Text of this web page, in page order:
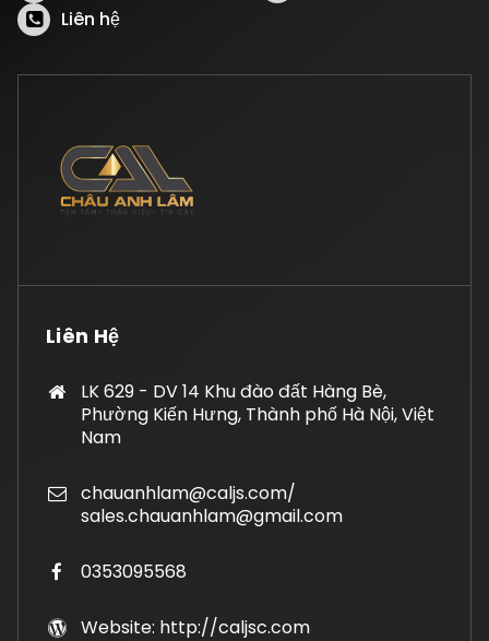
Liên hệ
Liên Hệ
LK 629 - DV 14 Khu đào đất Hàng Bè,
Phường Kiến Hưng, Thành phố Hà Nội, Việt
Nam
chauanhlam@caljs.com/
sales.chauanhlam@gmail.com
0353095568
Website: http://caljsc.com